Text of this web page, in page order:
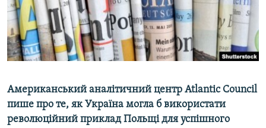
СВІДЧЕННЯ ОКУПАЦІЇ
УКРАЇНСЬКА ПРОБЛЕМА КРИМУ
ІНФОГРАФІКА
Qırımtatar
ДОЛУЧАЙСЯ!
Усі сайти RFE/RL
Американський аналітичний центр Atlantic Council
пише про те, як Україна могла б використати
революційний приклад Польщі для успішного